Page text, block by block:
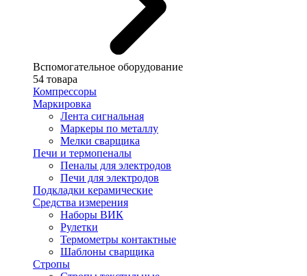
Вспомогательное оборудование
54 товара
Компрессоры
Маркировка
Лента сигнальная
Маркеры по металлу
Мелки сварщика
Печи и термопеналы
Пеналы для электродов
Печи для электродов
Подкладки керамические
Средства измерения
Наборы ВИК
Рулетки
Термометры контактные
Шаблоны сварщика
Стропы